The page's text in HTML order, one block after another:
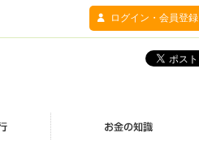
ログイン・会員登録